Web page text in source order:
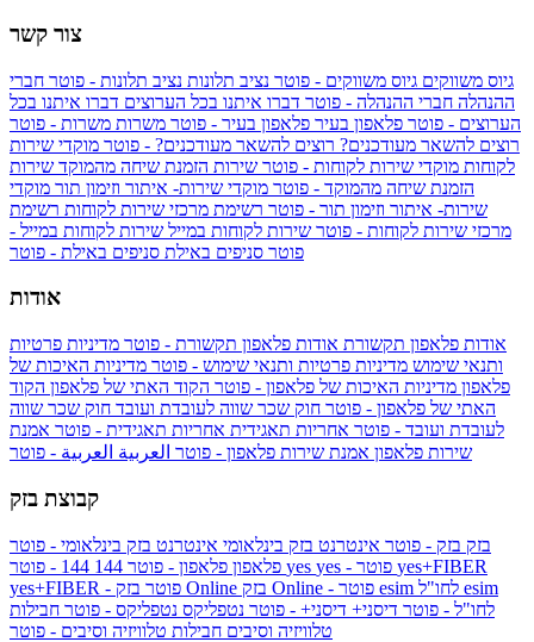
צור קשר
גיוס משווקים גיוס משווקים - פוטר נציב תלונות נציב תלונות - פוטר חברי
ההנהלה חברי ההנהלה - פוטר דברו איתנו בכל הערוצים דברו איתנו בכל
הערוצים - פוטר פלאפון בעיר פלאפון בעיר - פוטר משרות משרות - פוטר
רוצים להשאר מעודכנים? רוצים להשאר מעודכנים? - פוטר מוקדי שירות
לקוחות מוקדי שירות לקוחות - פוטר שירות הזמנת שיחה מהמוקד שירות
הזמנת שיחה מהמוקד - פוטר מוקדי שירות- איתור וזימון תור מוקדי
שירות- איתור וזימון תור - פוטר רשימת מרכזי שירות לקוחות רשימת
מרכזי שירות לקוחות - פוטר שירות לקוחות במייל שירות לקוחות במייל -
פוטר סניפים באילת סניפים באילת - פוטר
אודות
אודות פלאפון תקשורת אודות פלאפון תקשורת - פוטר מדיניות פרטיות
ותנאי שימוש מדיניות פרטיות ותנאי שימוש - פוטר מדיניות האיכות של
פלאפון מדיניות האיכות של פלאפון - פוטר הקוד האתי של פלאפון הקוד
האתי של פלאפון - פוטר חוק שכר שווה לעובדת ועובד חוק שכר שווה
לעובדת ועובד - פוטר אחריות תאגידית אחריות תאגידית - פוטר אמנת
שירות פלאפון אמנת שירות פלאפון - פוטר العربية العربية - פוטר
קבוצת בזק
בזק בזק - פוטר אינטרנט בזק בינלאומי אינטרנט בזק בינלאומי - פוטר
פלאפון פלאפון - פוטר 144 yes
yes+FIBER
yes+FIBER - פוטר בזק Online
esim
לחו"ל - פוטר דיסני+ דיסני+ - פוטר נטפליקס נטפליקס - פוטר חבילות
טלוויזיה וסיבים חבילות טלוויזיה וסיבים - פוטר